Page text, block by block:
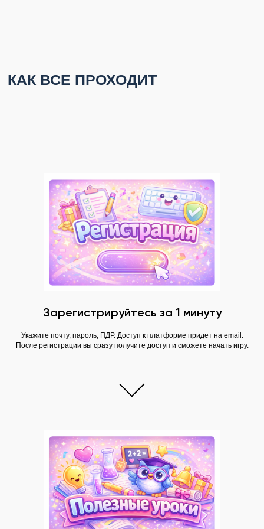
Зарегистрируйтесь за 1 минуту
Укажите почту, пароль, ПДР. Доступ к платформе придет на email.
После регистрации вы сразу получите доступ и сможете начать игру.
СДЕЛАЙТЕ СВОЮ
ПОДГОТОВКУ К
РОДАМ И
Бесценныезнания и советыот
акушеров, врачей, перинатальных
психологов, консультантов по уходу за
ребенком
ЧТО ВЫ ПОЛУЧИТЕ: